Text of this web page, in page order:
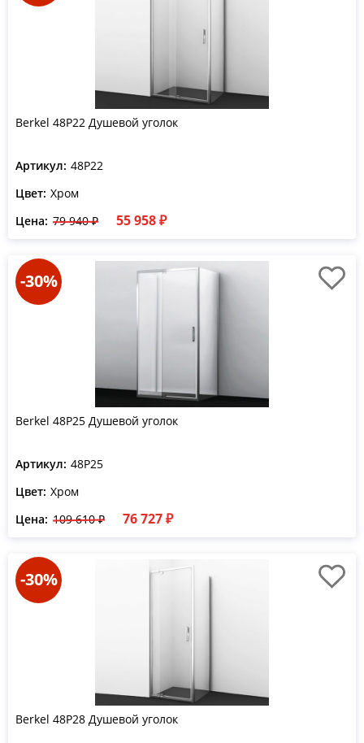
Berkel 48P22 Душевой уголок
Артикул: 48P22
Цвет: Хром
Цена: 79 940 ₽ 55 958 ₽
-30%
Berkel 48P25 Душевой уголок
Артикул: 48P25
Цвет: Хром
Цена: 109 610 ₽ 76 727 ₽
-30%
Berkel 48P28 Душевой уголок